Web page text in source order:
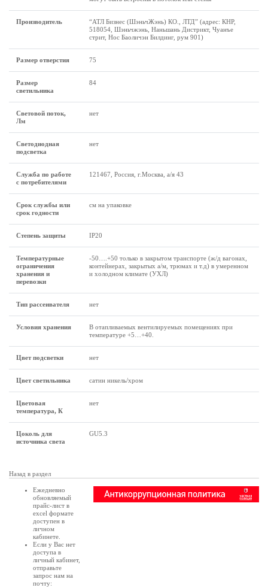
Производитель
“АТЛ Бизнес (ШэньчЖэнь) КО., ЛТД” (адрес: КНР,
518054, Шэньчжэнь, Наньшань Дистрикт, Чуанъе
стрит, Нос Баоличэн Билдинг, рум 901)
Размер отверстия 75
Размер
светильника
84
Световой поток,
Лм
нет
Светодиодная
подсветка
нет
Служба по работе
с потребителями
121467, Россия, г.Москва, а/я 43
Срок службы или
срок годности
см на упаковке
Степень защиты IP20
Температурные
ограничения
хранения и
перевозки
-50….+50 только в закрытом транспорте (ж/д вагонах,
контейнерах, закрытых а/м, трюмах и т.д) в умеренном
и холодном климате (УХЛ)
Тип рассеивателя нет
Условия хранения
В отапливаемых вентилируемых помещениях при
температуре +5…+40.
Цвет подсветки нет
Цвет светильника сатин никель/хром
Цветовая
температура, К
нет
Цоколь для
источника света
GU5.3
Назад в раздел
Ежедневно
обновляемый
прайс-лист в
excel формате
доступен в
личном
кабинете
Если у Вас нет
доступа в
личный кабинет,
отправьте
запрос нам на
почту: